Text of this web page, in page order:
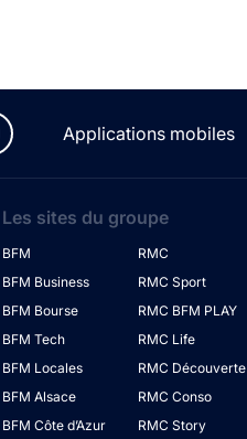
Applications mobiles
Les sites du groupe
BFM
BFM Business
BFM Bourse
BFM Tech
BFM Locales
BFM Alsace
BFM Côte d’Azur
RMC
RMC Sport
RMC BFM PLAY
RMC Life
RMC Découverte
RMC Conso
RMC Story